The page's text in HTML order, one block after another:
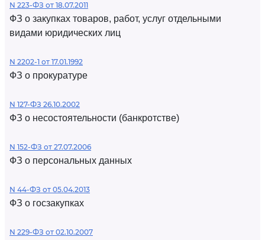
N 223-ФЗ от 18.07.2011
ФЗ о закупках товаров, работ, услуг отдельными
видами юридических лиц
N 2202-1 от 17.01.1992
ФЗ о прокуратуре
N 127-ФЗ 26.10.2002
ФЗ о несостоятельности (банкротстве)
N 152-ФЗ от 27.07.2006
ФЗ о персональных данных
N 44-ФЗ от 05.04.2013
ФЗ о госзакупках
N 229-ФЗ от 02.10.2007